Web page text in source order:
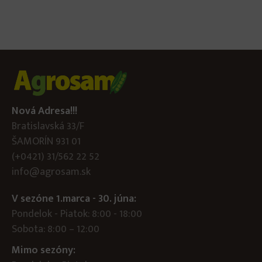
Nová Adresa!!!
Bratislavská 33/F
ŠAMORÍN 931 01
(+0421) 31/562 22 52
info@agrosam.sk
V sezóne 1.marca - 30. júna:
Pondelok - Piatok: 8:00 - 18:00
Sobota: 8:00 – 12:00
Mimo sezóny: